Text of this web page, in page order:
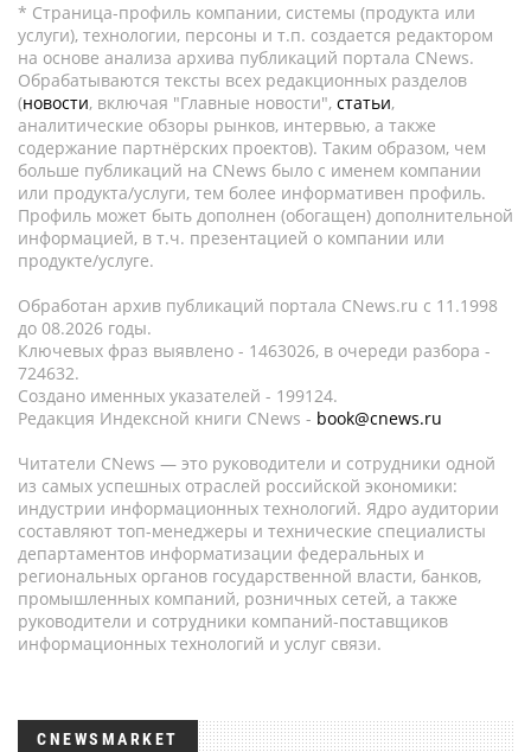
* Страница-профиль компании, системы (продукта или
услуги), технологии, персоны и т.п. создается редактором
на основе анализа архива публикаций портала CNews.
Обрабатываются тексты всех редакционных разделов
(новости, включая "Главные новости", статьи,
аналитические обзоры рынков, интервью, а также
содержание партнёрских проектов). Таким образом, чем
больше публикаций на CNews было с именем компании
или продукта/услуги, тем более информативен профиль.
Профиль может быть дополнен (обогащен) дополнительной
информацией, в т.ч. презентацией о компании или
продукте/услуге.
Обработан архив публикаций портала CNews.ru c 11.1998
до 08.2026 годы.
Ключевых фраз выявлено - 1463026, в очереди разбора -
724632.
Создано именных указателей - 199124.
Редакция Индексной книги CNews - book@cnews.ru
Читатели CNews — это руководители и сотрудники одной
из самых успешных отраслей российской экономики:
индустрии информационных технологий. Ядро аудитории
составляют топ-менеджеры и технические специалисты
департаментов информатизации федеральных и
региональных органов государственной власти, банков,
промышленных компаний, розничных сетей, а также
руководители и сотрудники компаний-поставщиков
информационных технологий и услуг связи.
CNEWSMARKET